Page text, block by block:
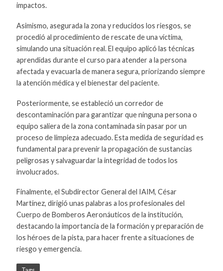
impactos.
Asimismo, asegurada la zona y reducidos los riesgos, se
procedió al procedimiento de rescate de una víctima,
simulando una situación real. El equipo aplicó las técnicas
aprendidas durante el curso para atender a la persona
afectada y evacuarla de manera segura, priorizando siempre
la atención médica y el bienestar del paciente.
Posteriormente, se estableció un corredor de
descontaminación para garantizar que ninguna persona o
equipo saliera de la zona contaminada sin pasar por un
proceso de limpieza adecuado. Esta medida de seguridad es
fundamental para prevenir la propagación de sustancias
peligrosas y salvaguardar la integridad de todos los
involucrados.
Finalmente, el Subdirector General del IAIM, César
Martínez, dirigió unas palabras a los profesionales del
Cuerpo de Bomberos Aeronáuticos de la institución,
destacando la importancia de la formación y preparación de
los héroes de la pista, para hacer frente a situaciones de
riesgo y emergencia.